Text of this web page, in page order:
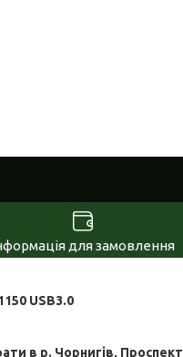
для замовлення
USB3.0
в р. Чорнигів, Проспект